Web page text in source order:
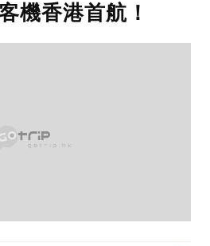
機香港首航‌！